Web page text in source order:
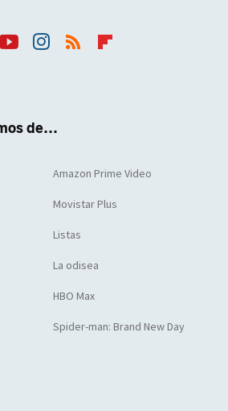
de...
Amazon Prime Video
Movistar Plus
Listas
La odisea
HBO Max
Spider-man: Brand New Day